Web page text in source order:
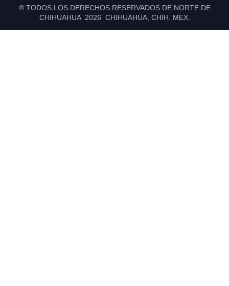
® TODOS LOS DERECHOS RESERVADOS DE NORTE DE
CHIHUAHUA 2026 CHIHUAHUA, CHIH. MEX.